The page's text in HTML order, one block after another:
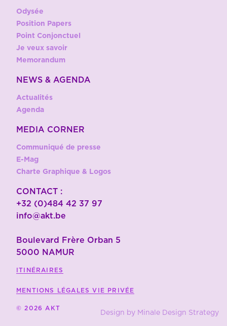
Design by Minale Design Strategy
Odysée
Position Papers
Point Conjonctuel
Je veux savoir
Memorandum
NEWS & AGENDA
Actualités
Agenda
MEDIA CORNER
Communiqué de presse
E-Mag
Charte Graphique & Logos
CONTACT :
+32 (0)484 42 37 97
info@akt.be
Boulevard Frère Orban 5
5000 NAMUR
ITINÉRAIRES
MENTIONS LÉGALESVIE PRIVÉE
© 2026 AKT